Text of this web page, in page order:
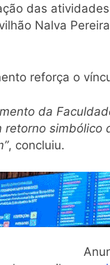
das
Nalva
reforça o
da
retorno
, concluiu.